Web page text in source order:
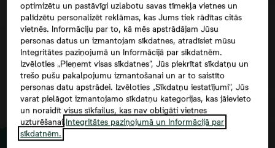
Google maps trešās puses datu
izmantošana
optimizētu un pastāvīgi uzlabotu savas tīmekļa vietnes un
palīdzētu personalizēt reklāmas, kas Jums tiek rādītas citās
vietnēs. Informāciju par to, kā mēs apstrādājam Jūsu
personas datus un izmantojam sīkdatnes, atradīsiet mūsu
Integritātes paziņojumā un Informācijā par sīkdatnēm.
Izvēloties „Pieņemt visas sīkdatnes”, Jūs piekrītat sīkdatņu un
trešo pušu pakalpojumu izmantošanai un ar to saistīto
personas datu apstrādei. Izvēloties „Sīkdatņu iestatījumi”, Jūs
varat pielāgot izmantojamo sīkdatņu kategorijas, kas jāievieto
un noraidīt visus sīkfailus, kas nav obligāti vietnes
uzturēšanai.Integritātes paziņojumā un Informācijā par
sīkdatnēm.